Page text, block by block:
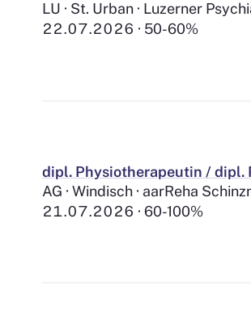
LU · St. Urban · Luzerner
22.07.2026
50-60%
dipl. Physiotherapeutin / dipl.
AG · Windisch · aarReha
21.07.2026
60-100%